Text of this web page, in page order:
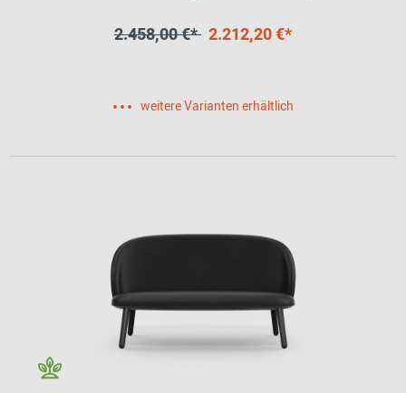
2.458,00 €* 2.212,20 €*
weitere Varianten erhältlich